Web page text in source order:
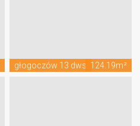
głogoczów 13 dws 124.19m²